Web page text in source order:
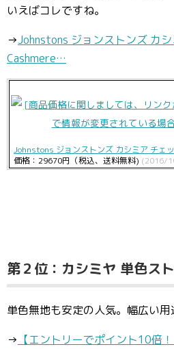
いえばコレですね。
→Johnstons ジョンストンズ カ
Cashmere…
Johnstons ジョンストンズ カシミア チェ
価格：29670円（税込、送料無料) (2016/
第２位：カシミヤ 単色ス
単色無地も安定の人気。幅広い
→ 【エントリーでポイント10倍